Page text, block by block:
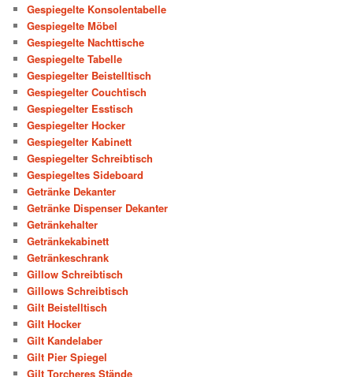
Gespiegelte Konsolentabelle
Gespiegelte Möbel
Gespiegelte Nachttische
Gespiegelte Tabelle
Gespiegelter Beistelltisch
Gespiegelter Couchtisch
Gespiegelter Esstisch
Gespiegelter Hocker
Gespiegelter Kabinett
Gespiegelter Schreibtisch
Gespiegeltes Sideboard
Getränke Dekanter
Getränke Dispenser Dekanter
Getränkehalter
Getränkekabinett
Getränkeschrank
Gillow Schreibtisch
Gillows Schreibtisch
Gilt Beistelltisch
Gilt Hocker
Gilt Kandelaber
Gilt Pier Spiegel
Gilt Torcheres Stände